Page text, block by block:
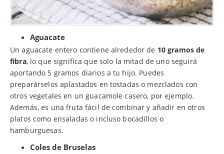
Aguacate
Un aguacate entero contiene alrededor de 10 gramos de
fibra, lo que significa que solo la mitad de uno seguirá
aportando 5 gramos diarios a tu hijo. Puedes
preparárselos aplastados en tostadas o mezclados con
otros vegetales en un guacamole casero, por ejemplo.
Además, es una fruta fácil de combinar y añadir en otros
platos como ensaladas o incluso bocadillos o
hamburguesas.
Coles de Bruselas